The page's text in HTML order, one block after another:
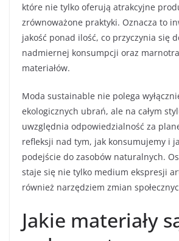
które nie tylko oferują atrakcyjne
zrównoważone praktyki. Oznacza to
jakość ponad ilość, co przyczynia się
nadmiernej konsumpcji oraz
materiałów.
Moda sustainable nie polega
ekologicznych ubrań, ale na całym
uwzględnia odpowiedzialność za
refleksji nad tym, jak konsumujemy i
podejście do zasobów naturalnych.
staje się nie tylko medium ekspresji
również narzędziem zmian
Jakie materiały